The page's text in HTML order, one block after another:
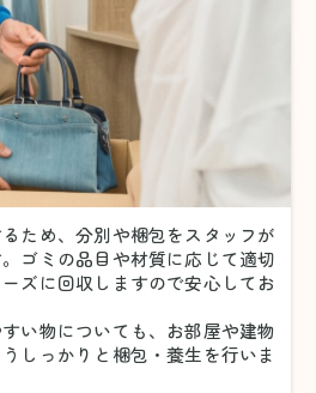
ため、分別や梱包をスタッフが
ゴミの品目や材質に応じて適切
ズに回収しますので安心してお
い物についても、お部屋や建物
しっかりと梱包・養生を行いま